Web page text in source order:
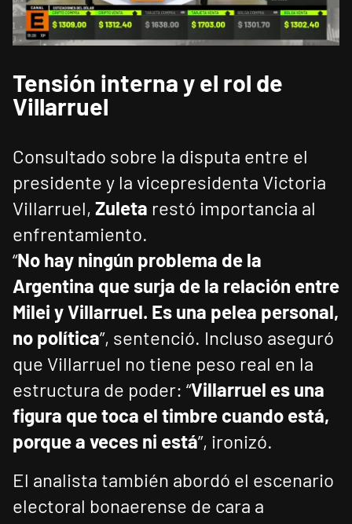
Tensión interna y el rol de
Villarruel
Consultado sobre la disputa entre el
presidente y la vicepresidenta Victoria
Villarruel, Zuleta restó importancia al
enfrentamiento.
“No hay ningún problema de la
Argentina que surja de la relación entre
Milei y Villarruel. Es una pelea personal,
no política”, sentenció. Incluso aseguró
que Villarruel no tiene peso real en la
estructura de poder: “Villarruel es una
figura que toca el timbre cuando está,
porque a veces ni está”, ironizó.
El analista también abordó el escenario
electoral bonaerense de cara a